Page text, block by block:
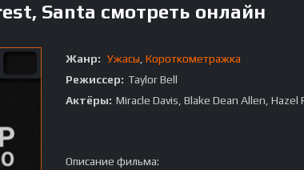
Santa смотреть онлайн
Жанр: Ужасы Короткометражка
Режиссер: Taylor Bell
Актёры: Miracle Davis, Blake Dean Allen, Hazel
Описание фильма: